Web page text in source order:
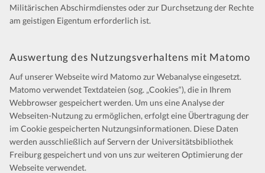
Militärischen Abschirmdienstes oder zur Durchsetzung der Rechte
am geistigen Eigentum erforderlich ist.
Auswertung des Nutzungsverhaltens mit Matomo
Auf unserer Webseite wird Matomo zur Webanalyse eingesetzt.
Matomo verwendet Textdateien (sog. „Cookies“), die in Ihrem
Webbrowser gespeichert werden. Um uns eine Analyse der
Webseiten-Nutzung zu ermöglichen, erfolgt eine Übertragung der
im Cookie gespeicherten Nutzungsinformationen. Diese Daten
werden ausschließlich auf Servern der Universitätsbibliothek
Freiburg gespeichert und von uns zur weiteren Optimierung der
Webseite verwendet.